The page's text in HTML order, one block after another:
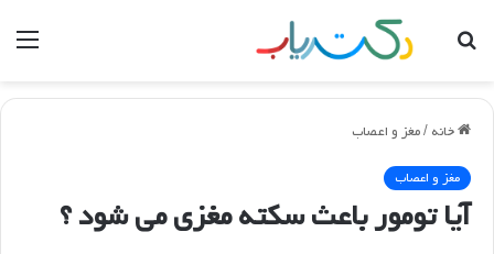
جستجو
خانه /مغز و اعصاب
مغز و اعصاب
آیا تومور باعث سکته مغزی می شود ؟